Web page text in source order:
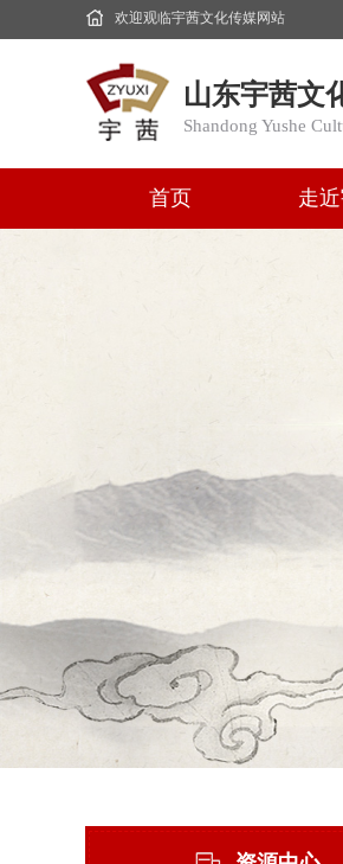
欢迎观临宇茜文化传媒网站
山东宇茜文
Shandong Yushe
首页 走